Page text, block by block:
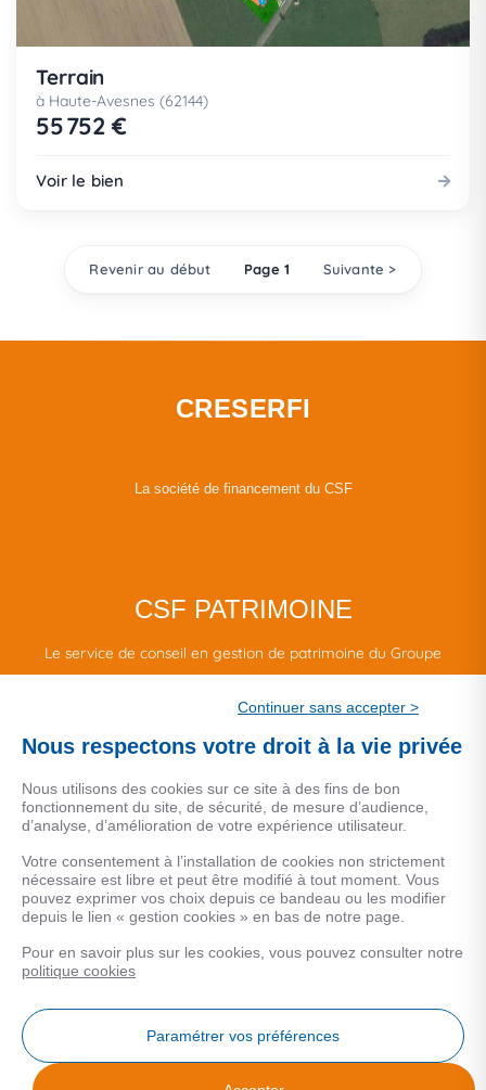
Terrain
à Haute-Avesnes (62144)
55 752 €
Voir le bien
Revenir au début Page 1 Suivante >
CRESERFI
La société de financement du CSF
CSF PATRIMOINE
Le service de conseil en gestion de patrimoine du Groupe
MENTIONS LEGALES
Données personnelles
COOKIES
Continuer sans accepter >
Nous respectons votre droit à la vie privée
Nous utilisons des cookies sur ce site à des fins de bon
fonctionnement du site, de sécurité, de mesure d’audience,
d’analyse, d’amélioration de votre expérience utilisateur.
Votre consentement à l’installation de cookies non strictement
nécessaire est libre et peut être modifié à tout moment. Vous
pouvez exprimer vos choix depuis ce bandeau ou les modifier
depuis le lien « gestion cookies » en bas de notre page.
Pour en savoir plus sur les cookies, vous pouvez consulter notre
politique cookies
Paramétrer vos préférences